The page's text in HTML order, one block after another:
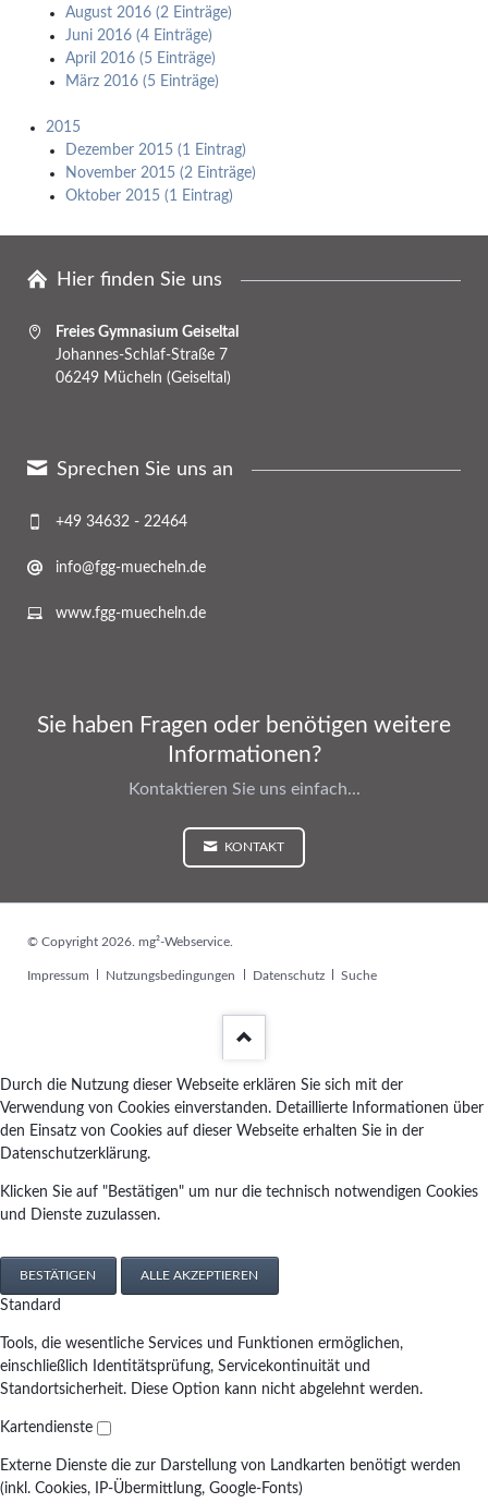
August 2016 (2 Einträge)
Juni 2016 (4 Einträge)
April 2016 (5 Einträge)
März 2016 (5 Einträge)
2015
Dezember 2015 (1 Eintrag)
November 2015 (2 Einträge)
Oktober 2015 (1 Eintrag)
Hier finden Sie uns
Freies Gymnasium Geiseltal
Johannes-Schlaf-Straße 7
06249 Mücheln (Geiseltal)
Sprechen Sie uns an
+49 34632 - 22464
info@fgg-muecheln.de
www.fgg-muecheln.de
Sie haben Fragen oder benötigen weitere
Informationen?
Kontaktieren Sie uns einfach...
KONTAKT
© Copyright 2026. mg²-Webservice.
Navigation
Impressum Nutzungsbedingungen Datenschutz Suche
Durch die Nutzung dieser Webseite erklären Sie sich mit der
Verwendung von Cookies einverstanden. Detaillierte Informationen über
den Einsatz von Cookies auf dieser Webseite erhalten Sie in der
Datenschutzerklärung.
Klicken Sie auf "Bestätigen" um nur die technisch notwendigen Cookies
und Dienste zuzulassen.
BESTÄTIGEN ALLE AKZEPTIEREN
Standard
Tools, die wesentliche Services und Funktionen ermöglichen,
einschließlich Identitätsprüfung, Servicekontinuität und
Standortsicherheit. Diese Option kann nicht abgelehnt werden.
Kartendienste
Externe Dienste die zur Darstellung von Landkarten benötigt werden
(inkl. Cookies, IP-Übermittlung, Google-Fonts)